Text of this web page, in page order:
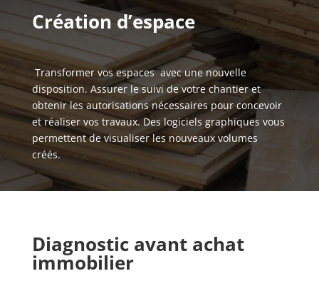
Créationd’espace
Transformer vos espaces avec une nouvelle
disposition. Assurer le suivi de votre chantier et
obtenir les autorisations nécessaires pour concevoir
et réaliser vos travaux. Des logiciels graphiques vous
permettent de visualiser les nouveaux volumes
créés.
Diagnostic avant achat
immobilier